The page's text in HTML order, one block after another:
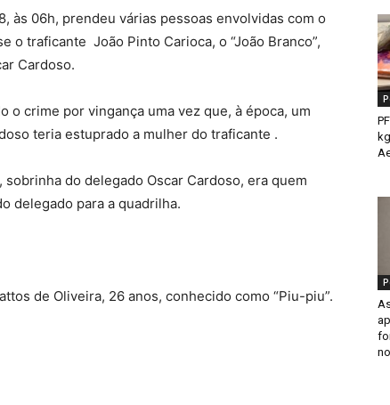
às 06h, prendeu várias pessoas envolvidas com o
o traficante João Pinto Carioca, o “João Branco”,
Cardoso.
o crime por vingança uma vez que, à época, um
teria estuprado a mulher do traficante .
do delegado Oscar Cardoso, era quem
delegado para a quadrilha.
de Oliveira, 26 anos, conhecido como “Piu-piu”.